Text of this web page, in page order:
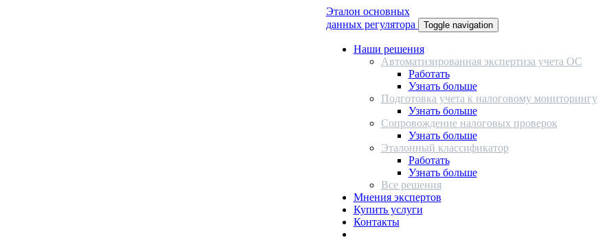
Эталон основных
данных регулятора
Toggle navigation
Наши решения
Автоматизированная экспертиза учета ОС
Работать
Узнать больше
Подготовка учета к налоговому мониторингу
Узнать больше
Сопровождение налоговых проверок
Узнать больше
Эталонный классификатор
Работать
Узнать больше
Все решения
Мнения экспертов
Купить услуги
Контакты